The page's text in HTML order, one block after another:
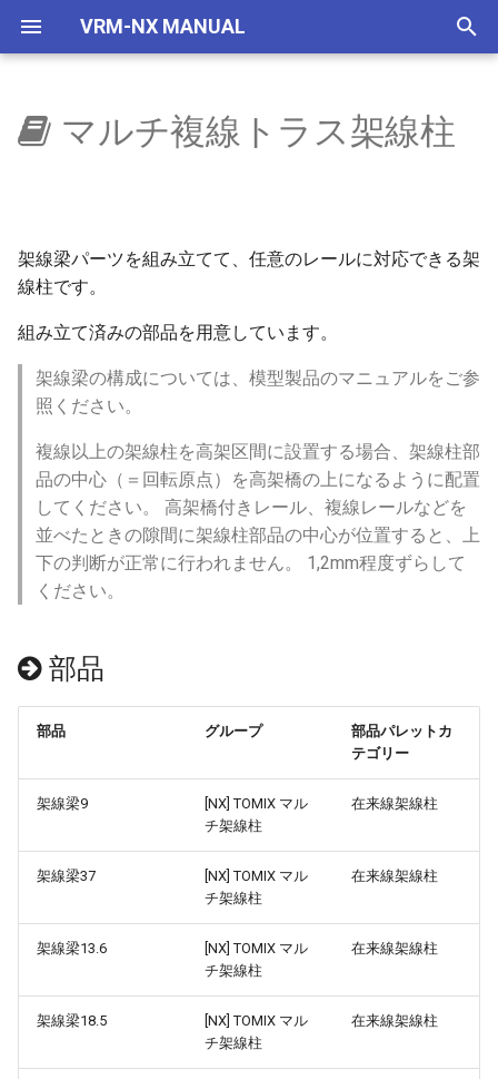
VRM-NX MANUAL
索
化
はじめに
セットアップ(VRMONLINE-
NX)
チュートリアル
レイアウトをつくろう
ウィンドウ
配置から運転まで
鉄道模型
トミックス規格線路
アイマジック規格線路
部品の選択
表示カラー設定
高架の作り方
選択部品コマンド 概要
地下空間
エミッターV2
概要
生存期間
透明度アニメ
拡大縮小アニメ
使い方
実行ログ
フィルター
ステータス
プロセス
ロック
天空
自動センサーで夜に
自作車両管理
国鉄一般型気動車キハ40
国鉄一般型気動車キハ48
車
HD 253系特急形電車
HD EF81 95 交直流電気機関
NXSレール規格 概要
スラブ軌道
ストレート
カーブ
ポイント
ポイント(正規カーブ)
ダブルクロッシングポイ
ロッシング)
フレキシブル
概要
山岳＆シールドトンネル
法面
駅(開削トンネル)
駅(シールドトンネル)
NXS架線柱
概要
カテナリー
直線用架線柱
プラットホーム
テンションバランサー
道路
歩道
NXS踏切
単線踏切
複々線踏切
7mmレール
7mmレール-ガーダー鉄橋
7mmレール-RCアーチ鉄橋
7mmレール-シーサスクロ
シング
7mmレール-踏切線路
NX道路標識
自動センサーの新しい検出方
PCレール
エンドPCレール
バリアブルPCレール
マルチ車輪クリーニングPC
レール
TCSセンサーPCレール
木枕木レール
解放ランプレール
エンドレールE
リレーラーレール
TCSセンサーレール
ワイドPCストレートレール
ワイドPCバリアブルレール
TCSワイドセンサー
ポイント
ダブルスリップポイント
クロッシングレール
ダブルクロスオーバーポイン
合成枕木ポイント
TCS信号機
腕木式信号機
ステップ
PC橋脚
駅高架区間基本
スルーガーダー鉄橋
デッキガーダー鉄橋
ポニートラス鉄橋
複線コンクリート橋
ワイドレール用築堤
部品
木造駅舎
島式ホームセット
ニュー橋上駅舎
高架駅new
対向式ホーム
島式ホーム(近代型)
プラットホーム付属品(近代
島式ホーム(ローカル型)
ミニホーム
島式ホーム(都市型)
ボード
柵
自転車
車両基地レールセット
高架複線階層駅
レイアウター 画面構成
メニュー
ツール
ダイアログ
ビュワーの画面
タグ
ゲームパッド
ビュー操作
情報
ターンテーブル
VRMONLINE-NX
制限事項
リリースノートリスト
ver 6.1.0.573
ver 6.1.0.570
ver 6.1.0.561
ver 6.1.0.560
ver 6.1.0.536
ver 6.1.0.535
ver 6.1.0.503
マルチ複線トラス架線柱
架線梁パーツを組み立てて、任意のレールに対応できる架
線柱です。
組み立て済みの部品を用意しています。
架線梁の構成については、模型製品のマニュアルをご参
照ください。
複線以上の架線柱を高架区間に設置する場合、架線柱部
品の中心（＝回転原点）を高架橋の上になるように配置
してください。 高架橋付きレール、複線レールなどを
並べたときの隙間に架線柱部品の中心が位置すると、上
下の判断が正常に行われません。 1,2mm程度ずらして
ください。
部品
部品 グループ
部品パレットカ
テゴリー
架線梁9
[NX] TOMIX マル
チ架線柱
在来線架線柱
架線梁37
[NX] TOMIX マル
チ架線柱
在来線架線柱
架線梁13.6
[NX] TOMIX マル
チ架線柱
在来線架線柱
架線梁18.5
[NX] TOMIX マル
チ架線柱
在来線架線柱